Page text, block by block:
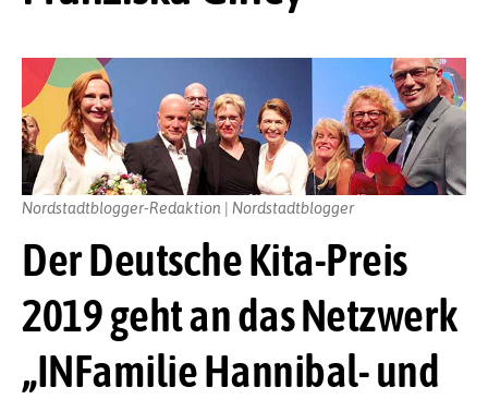
Der Deutsche Kita-Preis
2019 geht an das Netzwerk
„INFamilie Hannibal- und
Nordstadtblogger-Redaktion | Nordstadtblogger